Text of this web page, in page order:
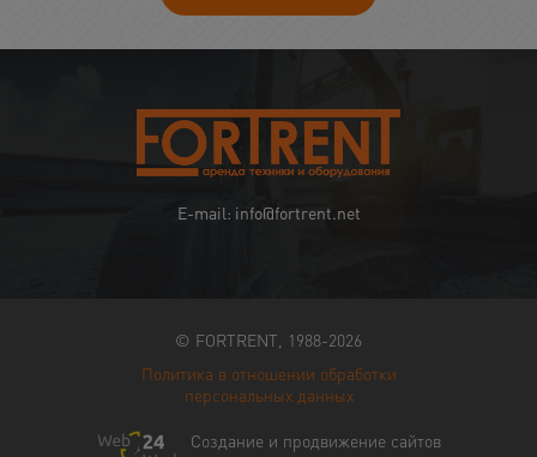
E-mail: info@fortrent.net
© FORTRENT, 1988-2026
Политика в отношении обработки
персональных данных
Создание и продвижение сайтов